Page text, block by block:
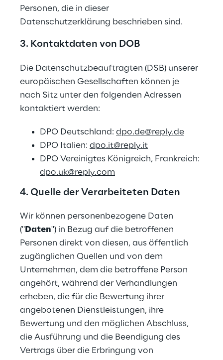
Personen, die in dieser
Datenschutzerklärung beschrieben sind.
3. Kontaktdaten von DOB
Die Datenschutzbeauftragten (DSB) unserer
europäischen Gesellschaften können je
nach Sitz unter den folgenden Adressen
kontaktiert werden:
DPO Deutschland: dpo.de@reply.de
DPO Italien: dpo.it@reply.it
DPO Vereinigtes Königreich, Frankreich:
dpo.uk@reply.com
4. Quelle der Verarbeiteten Daten
Wir können personenbezogene Daten
(" Daten") in Bezug auf die betroffenen
Personen direkt von diesen, aus öffentlich
zugänglichen Quellen und von dem
Unternehmen, dem die betroffene Person
angehört, während der Verhandlungen
erheben, die für die Bewertung ihrer
angebotenen Dienstleistungen, ihre
Bewertung und den möglichen Abschluss,
die Ausführung und die Beendigung des
Vertrags über die Erbringung von